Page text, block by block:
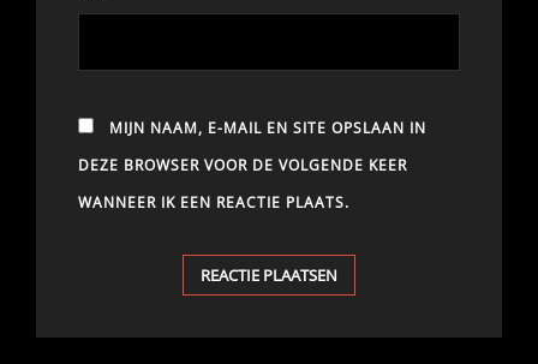
MIJN NAAM, E-MAIL EN SITE OPSLAAN IN
DEZE BROWSER VOOR DE VOLGENDE KEER
WANNEER IK EEN REACTIE PLAATS.